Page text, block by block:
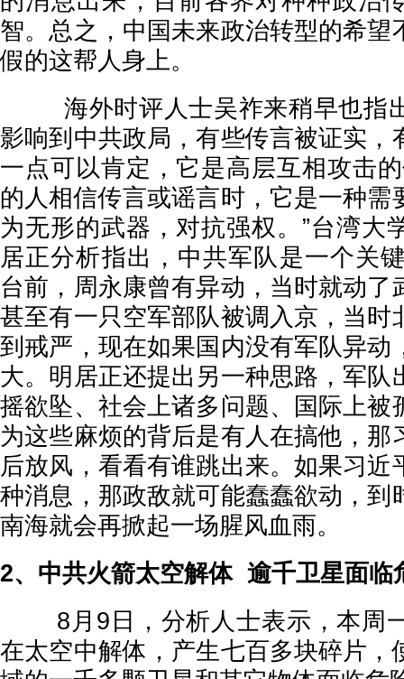
智。总之，中国未来政治转型的希望
假的这帮人身上。
海外时评人士吴祚来稍早也指
影响到中共政局，有些传言被证实，
一点可以肯定，它是高层互相攻击
的人相信传言或谣言时，它是一种需
为无形的武器，对抗强权。”台湾大
居正分析指出，中共军队是一个关
台前，周永康曾有异动，当时就动了
甚至有一只空军部队被调入京，当时
到戒严，现在如果国内没有军队异动
大。明居正还提出另一种思路，军队
摇欲坠、社会上诸多问题、国际上被
为这些麻烦的背后是有人在搞他，那
后放风，看看有谁跳出来。如果习近
种消息，那政敌就可能蠢蠢欲动，到
南海就会再掀起一场腥风血雨。
2、中共火箭太空解体 逾千卫星面临
8月9日，分析人士表示，本周
在太空中解体，产生七百多块碎片，